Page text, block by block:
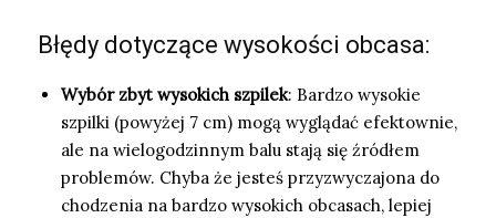
Błędy dotyczące wysokości obcasa:
Wybór zbyt wysokich szpilek: Bardzo wysokie
szpilki (powyżej 7 cm) mogą wyglądać efektownie,
ale na wielogodzinnym balu stają się źródłem
problemów. Chyba że jesteś przyzwyczajona do
chodzenia na bardzo wysokich obcasach, lepiej